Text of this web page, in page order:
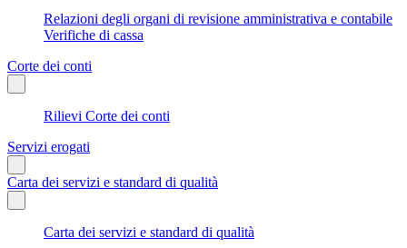
Relazioni degli organi di revisione amministrativa e contabile
Verifiche di cassa
Corte dei conti
Rilievi Corte dei conti
Servizi erogati
Carta dei servizi e standard di qualità
Carta dei servizi e standard di qualità